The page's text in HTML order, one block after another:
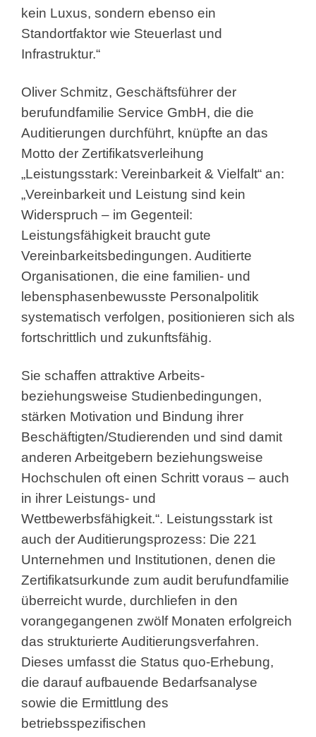
kein Luxus, sondern ebenso ein
Standortfaktor wie Steuerlast und
Infrastruktur.“
Oliver Schmitz, Geschäftsführer der
berufundfamilie Service GmbH, die die
Auditierungen durchführt, knüpfte an das
Motto der Zertifikatsverleihung
„Leistungsstark: Vereinbarkeit & Vielfalt“ an:
„Vereinbarkeit und Leistung sind kein
Widerspruch – im Gegenteil:
Leistungsfähigkeit braucht gute
Vereinbarkeitsbedingungen. Auditierte
Organisationen, die eine familien- und
lebensphasenbewusste Personalpolitik
systematisch verfolgen, positionieren sich als
fortschrittlich und zukunftsfähig.
Sie schaffen attraktive Arbeits-
beziehungsweise Studienbedingungen,
stärken Motivation und Bindung ihrer
Beschäftigten/Studierenden und sind damit
anderen Arbeitgebern beziehungsweise
Hochschulen oft einen Schritt voraus – auch
in ihrer Leistungs- und
Wettbewerbsfähigkeit.“. Leistungsstark ist
auch der Auditierungsprozess: Die 221
Unternehmen und Institutionen, denen die
Zertifikatsurkunde zum audit berufundfamilie
überreicht wurde, durchliefen in den
vorangegangenen zwölf Monaten erfolgreich
das strukturierte Auditierungsverfahren.
Dieses umfasst die Status quo-Erhebung,
die darauf aufbauende Bedarfsanalyse
sowie die Ermittlung des
betriebsspezifischen